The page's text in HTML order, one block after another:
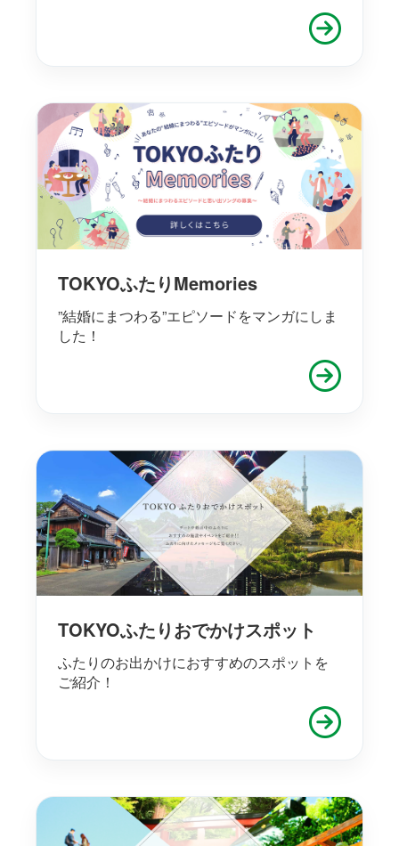
TOKYOふたりMemories
”結婚にまつわる”エピソードをマンガにしま
した！
TOKYOふたりおでかけスポット
ふたりのお出かけにおすすめのスポットを
ご紹介！